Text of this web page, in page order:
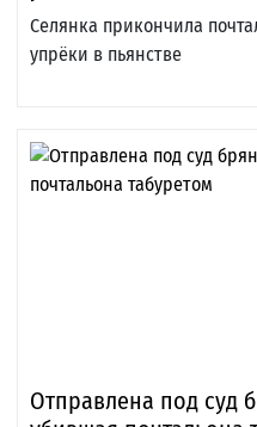
Селянка прикончила
упрёки в пьянстве
Отправлена под суд